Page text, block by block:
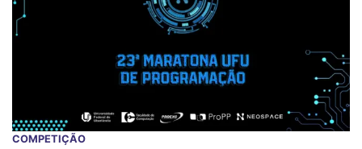
COMPETIÇÃO